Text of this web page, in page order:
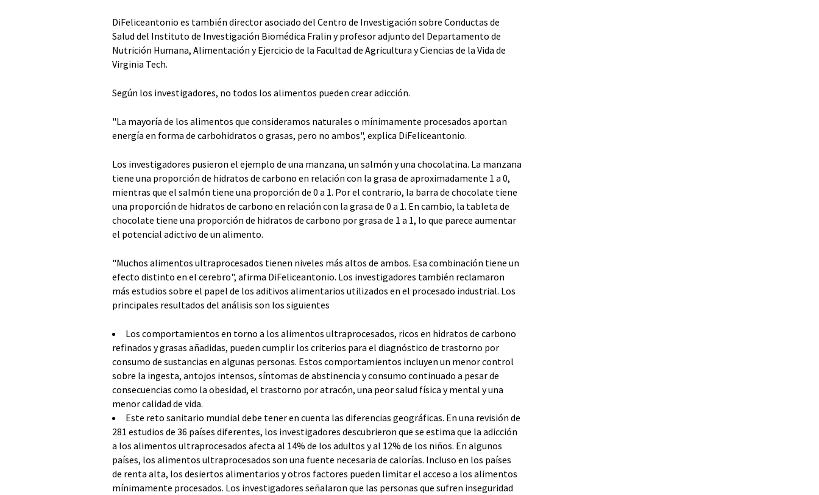
DiFeliceantonio es también director asociado del Centro de Investigación sobre Conductas de
Salud del Instituto de Investigación Biomédica Fralin y profesor adjunto del Departamento de
Nutrición Humana, Alimentación y Ejercicio de la Facultad de Agricultura y Ciencias de la Vida de
Virginia Tech.
Según los investigadores, no todos los alimentos pueden crear adicción.
"La mayoría de los alimentos que consideramos naturales o mínimamente procesados aportan
energía en forma de carbohidratos o grasas, pero no ambos", explica DiFeliceantonio.
Los investigadores pusieron el ejemplo de una manzana, un salmón y una chocolatina. La manzana
tiene una proporción de hidratos de carbono en relación con la grasa de aproximadamente 1 a 0,
mientras que el salmón tiene una proporción de 0 a 1. Por el contrario, la barra de chocolate tiene
una proporción de hidratos de carbono en relación con la grasa de 0 a 1. En cambio, la tableta de
chocolate tiene una proporción de hidratos de carbono por grasa de 1 a 1, lo que parece aumentar
el potencial adictivo de un alimento.
"Muchos alimentos ultraprocesados tienen niveles más altos de ambos. Esa combinación tiene un
efecto distinto en el cerebro", afirma DiFeliceantonio. Los investigadores también reclamaron
más estudios sobre el papel de los aditivos alimentarios utilizados en el procesado industrial. Los
principales resultados del análisis son los siguientes
Los comportamientos en torno a los alimentos ultraprocesados, ricos en hidratos de carbono
refinados y grasas añadidas, pueden cumplir los criterios para el diagnóstico de trastorno por
consumo de sustancias en algunas personas. Estos comportamientos incluyen un menor control
sobre la ingesta, antojos intensos, síntomas de abstinencia y consumo continuado a pesar de
consecuencias como la obesidad, el trastorno por atracón, una peor salud física y mental y una
menor calidad de vida.
Este reto sanitario mundial debe tener en cuenta las diferencias geográficas. En una revisión de
281 estudios de 36 países diferentes, los investigadores descubrieron que se estima que la adicción
a los alimentos ultraprocesados afecta al 14% de los adultos y al 12% de los niños. En algunos
países, los alimentos ultraprocesados son una fuente necesaria de calorías. Incluso en los países
de renta alta, los desiertos alimentarios y otros factores pueden limitar el acceso a los alimentos
mínimamente procesados. Los investigadores señalaron que las personas que sufren inseguridad